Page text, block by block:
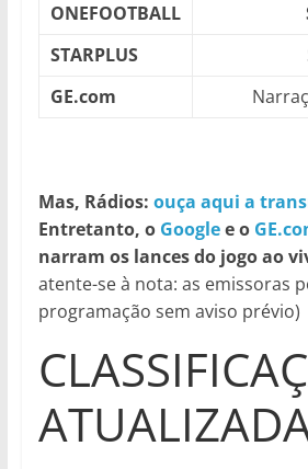
ONEFOOTBALL
STARPLUS
GE.com
Mas, Rádios: ouça aqui a
Entretanto, o Googlee o
narram os lances do jogo ao
atente-se à nota: as emissoras
programação sem aviso prévio)